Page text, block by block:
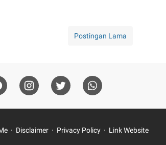
Postingan Lama
Disclaimer Privacy Policy Link Website